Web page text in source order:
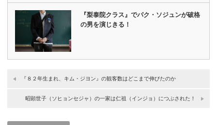
『梨泰院クラス』でパク・ソジュンが破格
の男を演じきる！
『８２年生まれ、キム・ジヨン』の観客数はどこまで伸びたのか
昭顕世子（ソヒョンセジャ）の一家は仁祖（インジョ）につぶされた！